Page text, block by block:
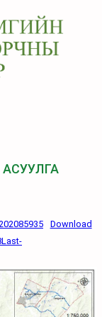
Download